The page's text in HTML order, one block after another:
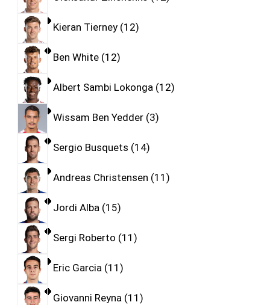
Kieran Tierney 12
Ben White 12
Albert Sambi Lokonga 12
Wissam Ben Yedder 3
Sergio Busquets 14
Andreas Christensen 11
Jordi Alba 15
Sergi Roberto 11
Eric Garcia 11
Giovanni Reyna 11